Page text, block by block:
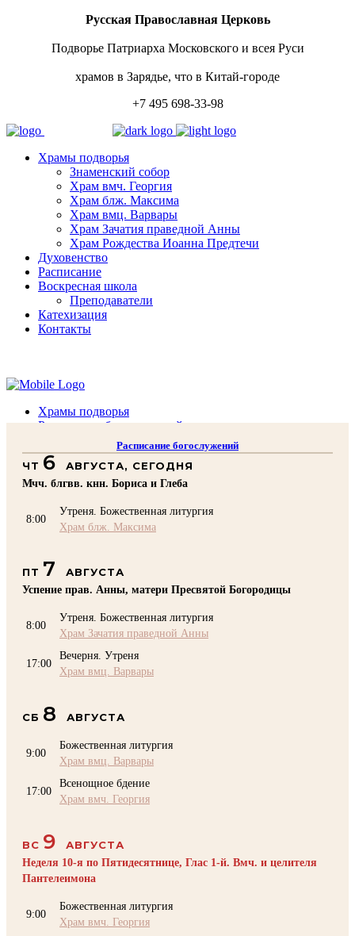
Русская Православная Церковь
Подворье Патриарха Московского и всея Руси
храмов в Зарядье, что в Китай-городе
+7 495 698-33-98
Храмы подворья
Знаменский собор
Храм вмч. Георгия
Храм блж. Максима
Храм вмц. Варвары
Храм Зачатия праведной Анны
Храм Рождества Иоанна Предтечи
Духовенство
Расписание
Воскресная школа
Преподаватели
Катехизация
Контакты
Храмы подворья
Расписание богослужений
Воскресная школа
Преподаватели Воскресной школы
Катехизация
Помочь Подворью
Расписание богослужений
ЧТ 6 АВГУСТА, СЕГОДНЯ
Мчч. блгвв. кнн. Бориса и Глеба
8:00
Утреня. Божественная литургия
Храм блж. Максима
ПТ 7
АВГУСТА
Успение прав. Анны, матери Пресвятой Богородицы
8:00
Утреня. Божественная литургия
Храм Зачатия праведной Анны
17:00
Вечерня. Утреня
Храм вмц. Варвары
СБ 8 АВГУСТА
9:00
Божественная литургия
Храм вмц. Варвары
17:00
Всенощное бдение
Храм вмч. Георгия
ВС 9
АВГУСТА
Неделя 10-я по Пятидесятнице, Глас 1-й. Вмч. и целителя
Пантелеимона
9:00
Божественная литургия
Храм вмч. Георгия